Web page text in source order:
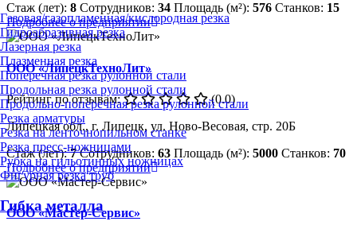
Газовая/газопламенная/кислородная резка
Гидроабразивная резка
Лазерная резка
Плазменная резка
Поперечная резка рулонной стали
Продольная резка рулонной стали
Продольно-поперечная резка рулонной стали
Резка арматуры
Резка на ленточнопильном станке
Резка пресс-ножницами
Рубка на гильотинных ножницах
Фигурная резка труб
Гибка металла
Стаж (лет): 8 Сотрудников: 34 Площадь (м²): 576 Станков: 15
Подробнее о предприятии
ООО «ЛипецкТехноЛит»
Рейтинг по отзывам:
(0.0)
Липецкая обл., г. Липецк, ул. Ново-Весовая, стр. 20Б
Стаж (лет):7 Сотрудников: 63 Площадь (м²): 5000 Станков: 70
Подробнее о предприятии
ООО «Мастер-Сервис»